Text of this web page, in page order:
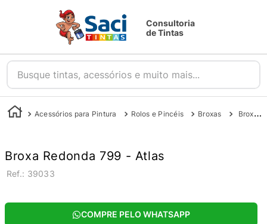
Consultoria
de Tintas
Busque tintas, acessórios e muito mais...
Acessórios para Pintura Rolos e Pincéis Broxas Broxa Redonda 799 - Atlas
Broxa Redonda 799 - Atlas
: 39033
COMPRE PELO WHATSAPP